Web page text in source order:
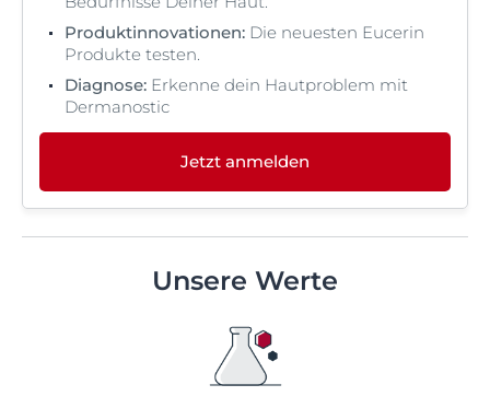
Produktinnovationen: Die neuesten Eucerin
Produkte testen.
Diagnose: Erkenne dein Hautproblem mit
Dermanostic
Jetzt anmelden
Unsere Werte